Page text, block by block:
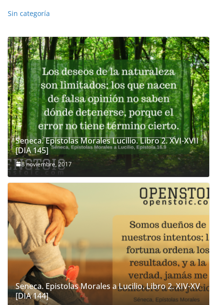
Sin categoría
Seneca. Epistolas Morales Lucilio. Libro 2. XVI-XVII
[DIA 145]
8 noviembre, 2017
Seneca. Epistolas Morales a Lucilio. Libro 2. XIV-XV
[DIA 144]